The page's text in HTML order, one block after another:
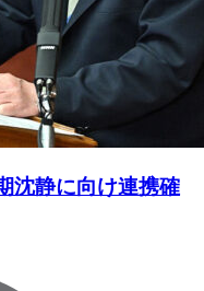
沈静に向け連携確